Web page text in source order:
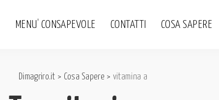
MENU’ CONSAPEVOLE CONTATTI COSA SAPERE
Dimagriro.it > Cosa Sapere > vitamina a